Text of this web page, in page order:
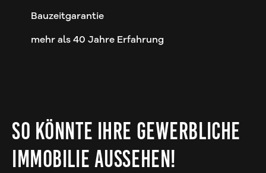
Bauzeitgarantie
mehr als 40 Jahre Erfahrung
So könnte Ihre gewerbliche
Immobilie aussehen!